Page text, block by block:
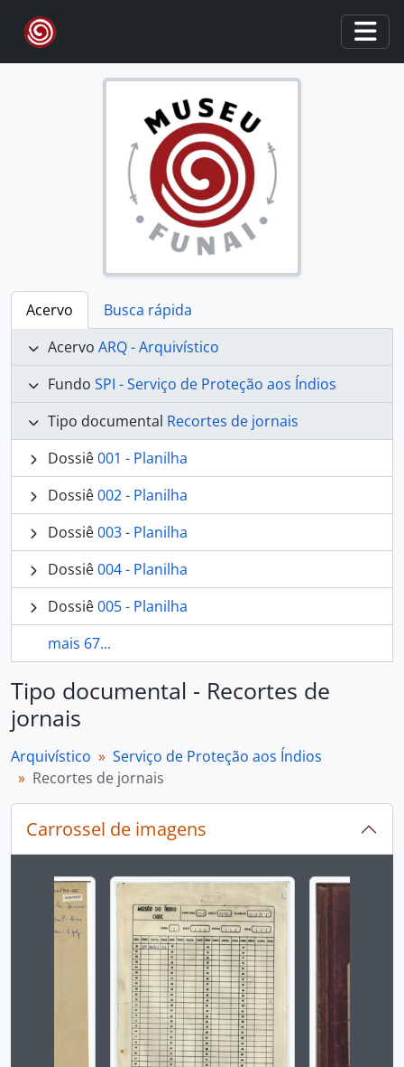
Skip to main content
Acervo
Busca rápida
Acervo ARQ - Arquivístico
Fundo SPI - Serviço de Proteção aos Índios
Tipo documental Recortes de jornais
Dossiê001 - Planilha
Dossiê002 - Planilha
Dossiê003 - Planilha
Dossiê004 - Planilha
Dossiê005 - Planilha
mais 67...
Tipo documental - Recortes de
jornais
Arquivístico
Serviço de Proteção aos Índios
Recortes de jornais
Carrossel de imagens
Ao alterar o slide atual deste carrossel, o título da